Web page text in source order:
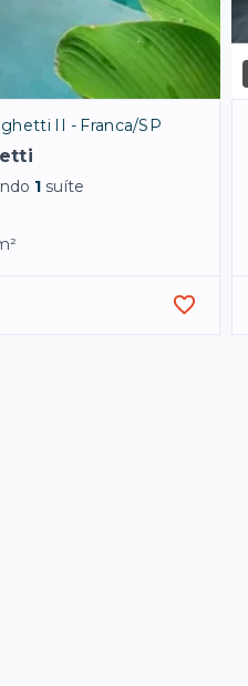
II - Franca/SP
1 suíte